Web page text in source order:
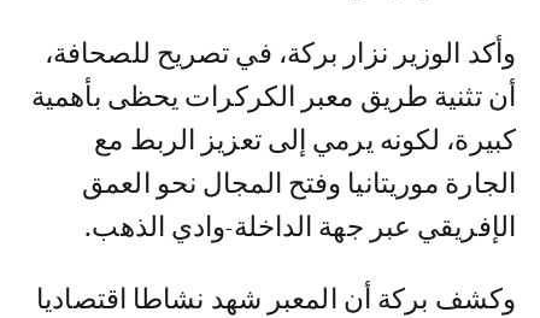
وأكد الوزير نزار بركة، في تصريح للصحافة،
أن تثنية طريق معبر الكركرات يحظى بأهمية
كبيرة، لكونه يرمي إلى تعزيز الربط مع
الجارة موريتانيا وفتح المجال نحو العمق
الإفريقي عبر جهة الداخلة-وادي الذهب.
وكشف بركة أن المعبر شهد نشاطا اقتصاديا